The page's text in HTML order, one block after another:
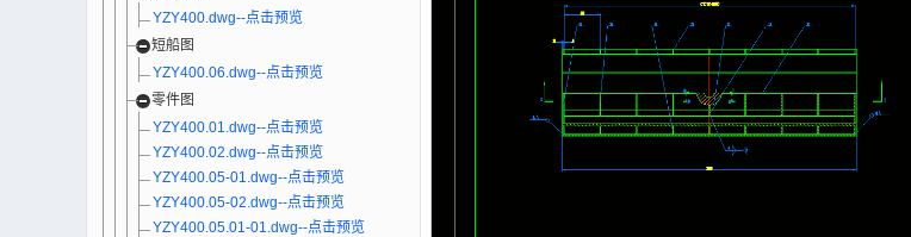
YZY400.dwg--点击预览
短船图
YZY400.06.dwg--点击预览
零件图
YZY400.01.dwg--点击预览
YZY400.02.dwg--点击预览
YZY400.05-01.dwg--点击预览
YZY400.05-02.dwg--点击预览
YZY400.05.01-01.dwg--点击预览